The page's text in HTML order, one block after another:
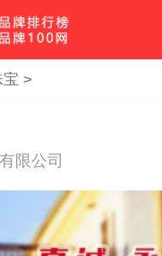
宝 >
限公司